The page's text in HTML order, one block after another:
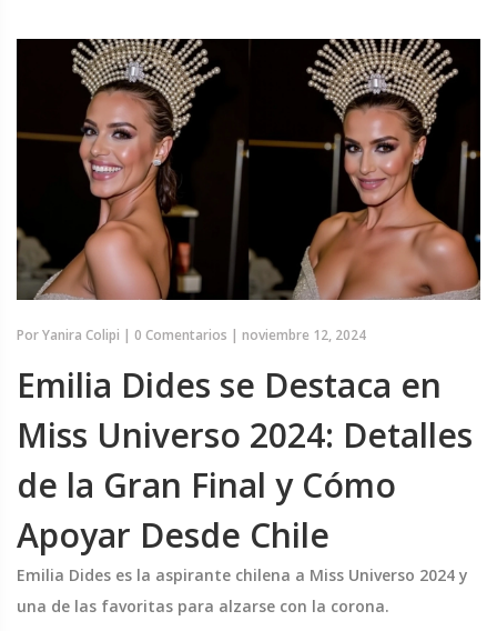
PorYanira Colipi | 0 Comentarios | noviembre 12, 2024
Emilia Dides se Destaca en
Miss Universo 2024: Detalles
de la Gran Final y Cómo
Apoyar Desde Chile
Emilia Dides es la aspirante chilena a Miss Universo 2024 y
una de las favoritas para alzarse con la corona.